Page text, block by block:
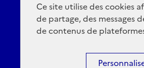
Ce site utilise des cookies
de partage, des messages
de contenus de